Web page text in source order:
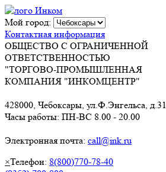
Мой город:
Контактная информация
ОБЩЕСТВО С ОГРАНИЧЕННОЙ
ОТВЕТСТВЕННОСТЬЮ
"ТОРГОВО-ПРОМЫШЛЕННАЯ
КОМПАНИЯ "ИНКОМЦЕНТР"
428000, Чебоксары, ул.Ф.Энгельса, д.31
Часы работы: ПН-ВС 8.00 - 20.00
Электронная почта: call@ink.ru
×Телефон: 8(800)770-78-40